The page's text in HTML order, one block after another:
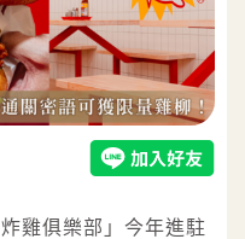
雞俱樂部」今年進駐